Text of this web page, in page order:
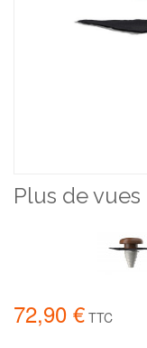
Plus de vues
72,90 € TTC